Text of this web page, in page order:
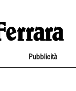
Pubblicità